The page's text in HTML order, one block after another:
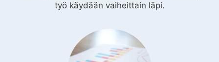
työ käydään vaiheittain läpi.